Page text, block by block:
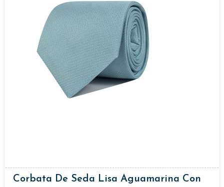
Corbata De Seda Lisa Aguamarina Con